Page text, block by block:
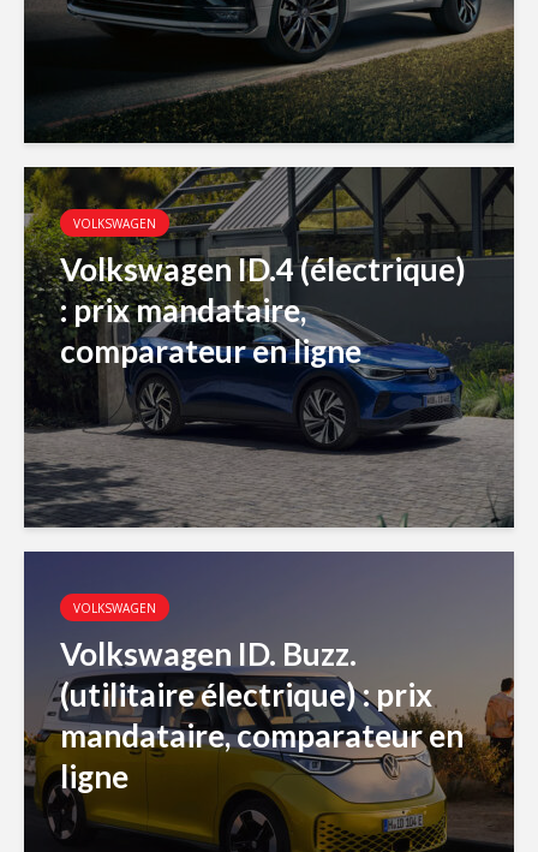
VOLKSWAGEN
Volkswagen ID.4 (électrique)
: prix mandataire,
comparateur en ligne
VOLKSWAGEN
Volkswagen ID. Buzz.
(utilitaire électrique) : prix
mandataire, comparateur en
ligne